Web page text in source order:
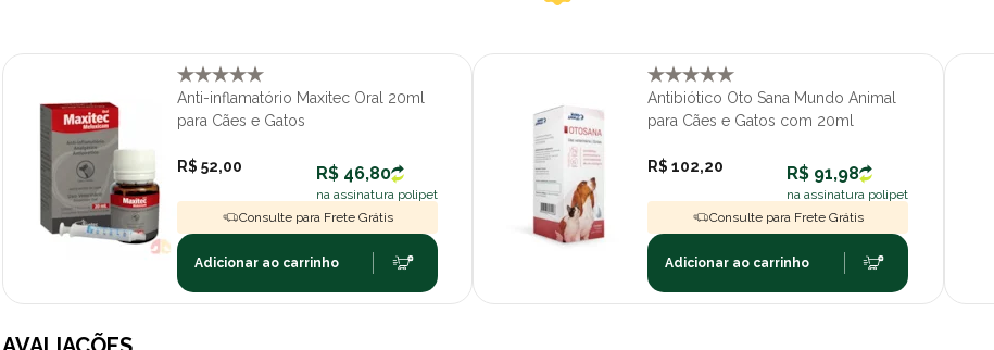
Anti-inflamatório Maxitec Oral 20ml
para Cães e Gatos
R$ 52,00 R$ 46,80
na assinatura polipet
Consulte para Frete Grátis
Adicionar ao carrinho
Antibiótico Oto Sana Mundo Animal
para Cães e Gatos com 20ml
R$ 102,20 R$ 91,98
na assinatura polipet
Consulte para Frete Grátis
Adicionar ao carrinho